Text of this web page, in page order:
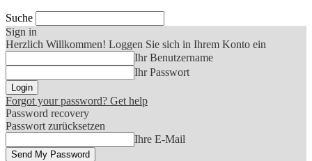
Suche
Sign in
Herzlich Willkommen! Loggen Sie sich in Ihrem Konto ein
Ihr Benutzername
Ihr Passwort
Forgot your password? Get help
Password recovery
Passwort zurücksetzen
Ihre E-Mail